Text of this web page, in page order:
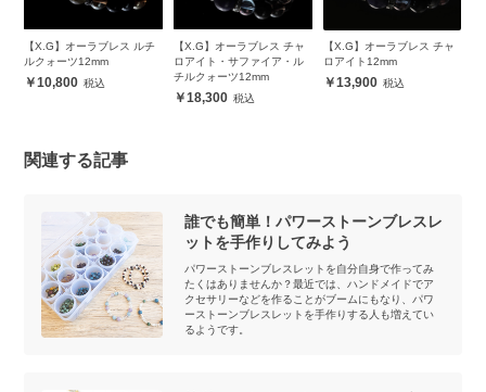
【X.G】オーラブレス ルチ
ルクォーツ12mm
10,800
【X.G】オーラブレス チャ
ロアイト・サファイア・ル
チルクォーツ12mm
18,300
【X.G】オーラブレス チャ
ロアイト12mm
13,900
関連する記事
誰でも簡単！パワーストーンブレスレ
ットを手作りしてみよう
パワーストーンブレスレットを自分自身で作ってみ
たくはありませんか？最近では、ハンドメイドでア
クセサリーなどを作ることがブームにもなり、パワ
ーストーンブレスレットを手作りする人も増えてい
るようです。